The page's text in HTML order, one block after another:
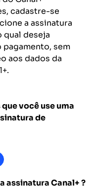
cadastre-se
a assinatura
qual deseja
pagamento, sem
aos dados da
você use uma
de
assinaturaCanal+?